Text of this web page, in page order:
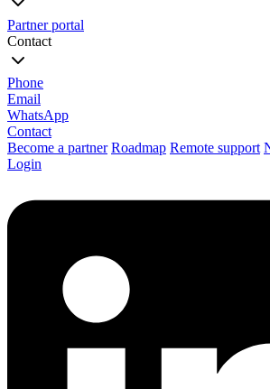
Partner portal
Contact
Phone
Email
WhatsApp
Contact
Become a partner Roadmap Remote support
Login